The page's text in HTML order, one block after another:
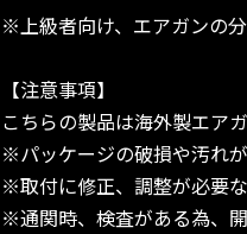
※上級者向け、エアガンの
【注意事項】
こちらの製品は海外製エア
※パッケージの破損や汚れが
※取付に修正、調整が必要な
※通関時、検査がある為、